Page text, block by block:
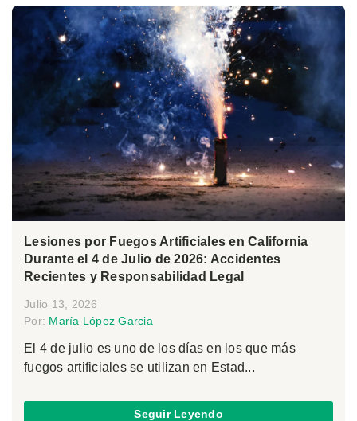
Lesiones por Fuegos Artificiales en California
Durante el 4 de Julio de 2026: Accidentes
Recientes y Responsabilidad Legal
Julio 13, 2026
Por: María López Garcia
El 4 de julio es uno de los días en los que más
fuegos artificiales se utilizan en Estad...
Seguir Leyendo